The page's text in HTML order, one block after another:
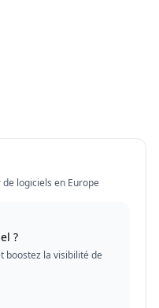
logiciels en Europe
?
boostez la visibilité de